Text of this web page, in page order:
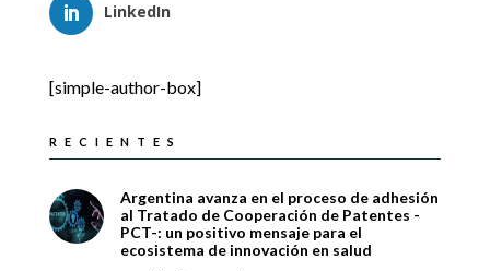
LinkedIn
[simple-author-box]
RECIENTES
Argentina avanza en el proceso de adhesión
al Tratado de Cooperación de Patentes -
PCT-: un positivo mensaje para el
ecosistema de innovación en salud